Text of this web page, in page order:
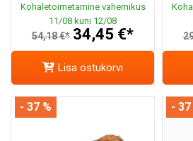
Kohaletoimetamine vahemikus
11/08 kuni 12/08
54,18 €* 34,45 €*
Lisa ostukorvi
- 37 % - 37